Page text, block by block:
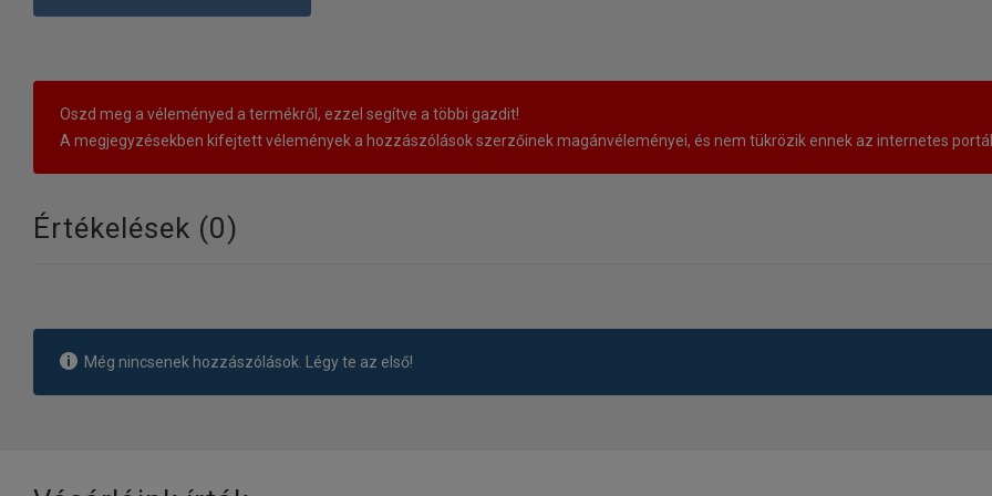
Oszd meg a véleményed a termékről, ezzel segítve a többi gazdit!
A megjegyzésekben kifejtett vélemények a hozzászólások szerzőinek magánvéleményei, és nem tükrözik ennek az internetes
Értékelések (0)
Még nincsenek hozzászólások. Légy te az első!